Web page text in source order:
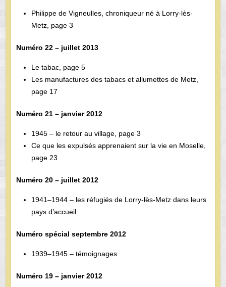
Philippe de Vigneulles, chroniqueur né à Lorry-lès-
Metz, page 3
Numéro 22 – juillet 2013
Le tabac, page 5
Les manufactures des tabacs et allumettes de Metz,
page 17
Numéro 21 – janvier 2012
1945 – le retour au village, page 3
Ce que les expulsés apprenaient sur la vie en Moselle,
page 23
Numéro 20 – juillet 2012
1941–1944 – les réfugiés de Lorry-lès-Metz dans leurs
pays d’accueil
Numéro spécial septembre 2012
1939–1945 – témoignages
Numéro 19 – janvier 2012